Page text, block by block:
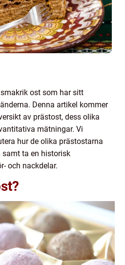
ost som har sitt
Denna artikel kommer
av prästost, dess olika
mätningar. Vi
hur de olika prästostarna
ta en historisk
och nackdelar.